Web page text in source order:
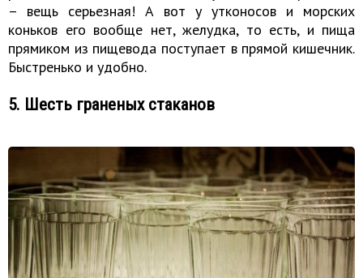
– вещь серьезная! А вот у утконосов и морских
коньков его вообще нет, желудка, то есть, и пища
прямиком из пищевода поступает в прямой кишечник.
Быстренько и удобно.
5. Шесть граненых стаканов